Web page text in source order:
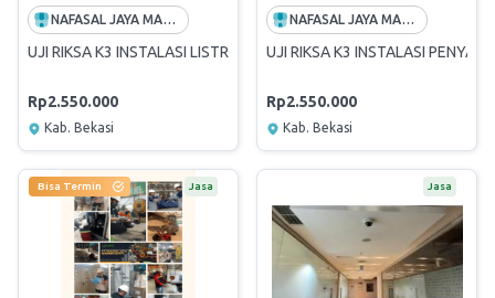
NAFASAL JAYA MANDIRI SAFETY
UJI RIKSA K3 INSTALASI LISTRIK UNTUK WILAYAH KABUPATEN
Rp2.550.000
Kab. Bekasi
NAFASAL JAYA MANDIRI SAFETY
UJI RIKSA K3 INSTALASI
Rp2.550.000
Kab. Bekasi
Bisa Termin Jasa Jasa